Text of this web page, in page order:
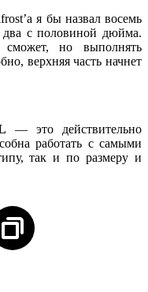
я бы назвал восемь
с половиной дюйма.
но выполнять
верхняя часть начнет
— это действительно
работать с самыми
так и по размеру и